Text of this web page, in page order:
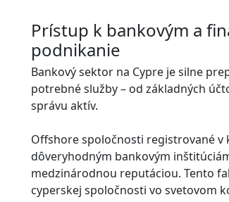
Prístup k bankovým a
podnikanie
Bankový sektor na Cypre je silne
potrebné služby – od základných
správu aktív.
Offshore spoločnosti registrované v
dôveryhodným bankovým
medzinárodnou reputáciou. Tento
cyperskej spoločnosti vo svetovom